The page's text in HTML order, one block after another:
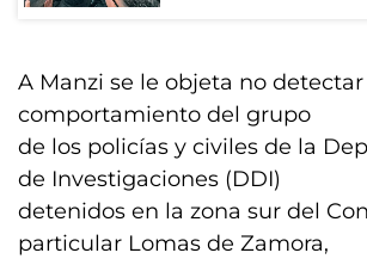
A Manzi se le objeta no detectar
comportamiento del grupo
de los policías y civiles de la
de Investigaciones (DDI)
detenidos en la zona sur del
particular Lomas de Zamora,